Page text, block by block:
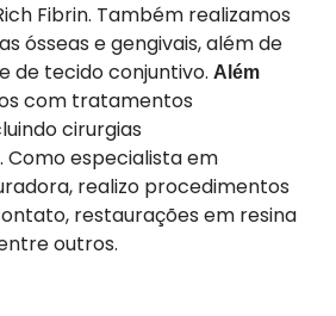
Fibrin. Também realizamos
ósseas e gengivais, além de
de tecido conjuntivo. Além
com tratamentos
cirurgias
especialista em
realizo procedimentos
restaurações em resina
outros.